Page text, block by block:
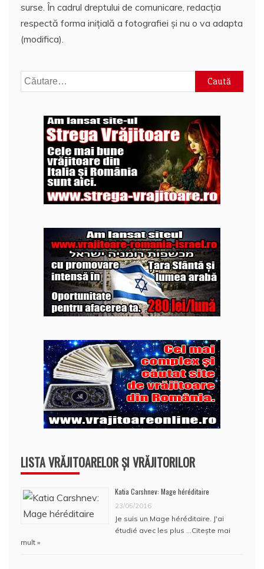
surse. În cadrul dreptului de comunicare, redacția
respectă forma inițială a fotografiei și nu o va adapta
(modifica).
Caută
după:
LISTA VRĂJITOARELOR ȘI VRĂJITORILOR
Katia Carshnev: Mage héréditaire
23/05/2016
Je suis un Mage héréditaire. J'ai
étudié avec les plus … Citește mai
mult »